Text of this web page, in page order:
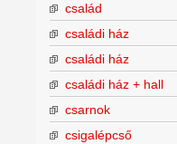
család
családi ház
családi ház
családi ház + hall
csarnok
csigalépcső